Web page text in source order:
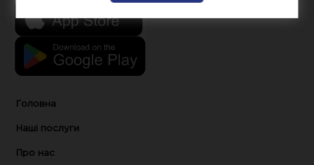
Головна
Наші послуги
Про нас